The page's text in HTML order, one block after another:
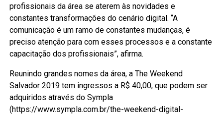
profissionais da área se aterem às novidades e
constantes transformações do cenário digital. “A
comunicação é um ramo de constantes mudanças, é
preciso atenção para com esses processos e a constante
capacitação dos profissionais”, afirma.
Reunindo grandes nomes da área, a The Weekend
Salvador 2019 tem ingressos a R$ 40,00, que podem ser
adquiridos através do Sympla
(https://www.sympla.com.br/the-weekend-digital-